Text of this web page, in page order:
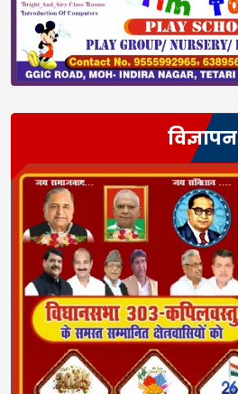
विज्ञापन